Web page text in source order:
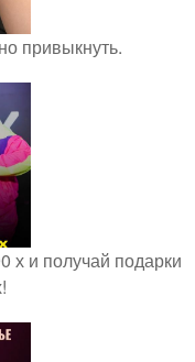
привыкнуть.
х и получай подарки